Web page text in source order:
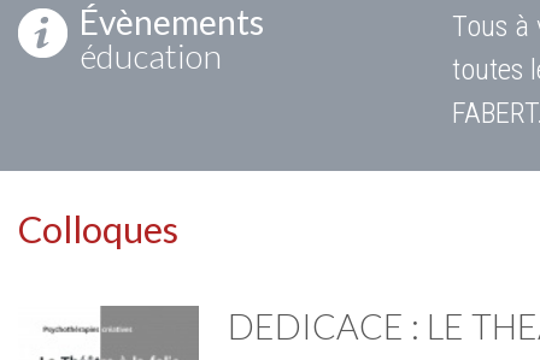
Évènements
éducation
Tous à
toutes
Colloques
DEDICACE : LE